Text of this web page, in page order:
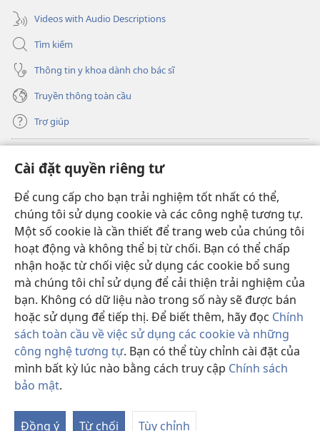
Cài đặt quyền riêng tư
Để cung cấp cho bạn trải nghiệm tốt nhất có thể,
chúng tôi sử dụng cookie và các công nghệ tương tự.
Một số cookie là cần thiết để trang web của chúng tôi
hoạt động và không thể bị từ chối. Bạn có thể chấp
nhận hoặc từ chối việc sử dụng các cookie bổ sung
mà chúng tôi chỉ sử dụng để cải thiện trải nghiệm của
bạn. Không có dữ liệu nào trong số này sẽ được bán
hoặc sử dụng để tiếp thị. Để biết thêm, hãy đọc Chính
sách toàn cầu về việc sử dụng các cookie và những
công nghệ tương tự. Bạn có thể tùy chỉnh cài đặt của
mình bất kỳ lúc nào bằng cách truy cập Chính sách
bảo mật.
Đồng ý Từ chối Tùy chỉnh
Videos with Audio Descriptions
Tìm kiếm
Thông tin y khoa dành cho bác sĩ
Truyền thông toàn cầu
Trợ giúp
(mở
cửa
sổ
mới)
THƯ VIỆN TRỰC TUYẾN Tháp Canh
(mở
cửa
sổ
mới)
JW Hub ®
(mở
cửa
sổ
mới)
JW Library
Thư viện Tháp Canh
Copyright© 2026 Watch Tower Bible and Tract Society of Pennsylvania.
ĐIỀU KHOẢN SỬ DỤNG